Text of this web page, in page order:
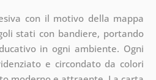
con il motivo della mappa
stati con bandiere, portando
in ogni ambiente. Ogni
e circondato da colori